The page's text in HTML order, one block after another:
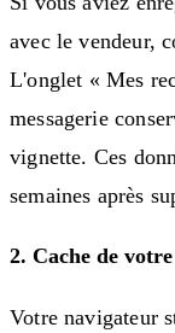
avec le vendeur,
L'onglet « Mes
messagerie
vignette. Ces
semaines après
2. Cache de
Votre navigateur